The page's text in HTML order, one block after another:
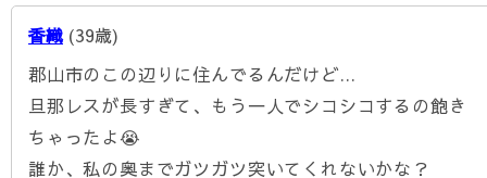
香織(39歳)
郡山市のこの辺りに住んでるんだけど…
旦那レスが長すぎて、もう一人でシコシコするの飽き
ちゃったよ😭
誰か、私の奥までガツガツ突いてくれないかな？